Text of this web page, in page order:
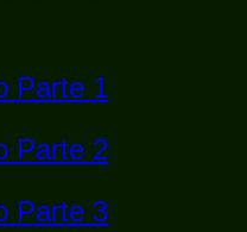
Parte 1
Parte 2
Parte 3